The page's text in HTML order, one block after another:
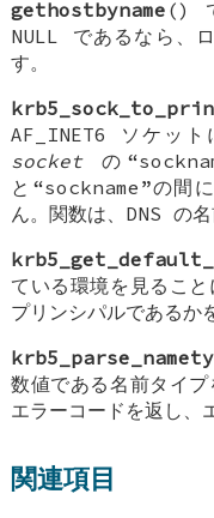
gethostbyname ()
NULL であるなら、
す。
AF_INET6
ソケット
socketの
と“sockname”の間
ん。関数は、DNS の
ている環境を見るこ
プリンシパルであるか
数値である名前タイプ
エラーコードを返し、
関連項目